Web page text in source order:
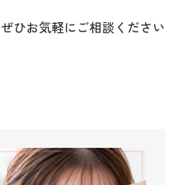
ひお気軽にご相談ください